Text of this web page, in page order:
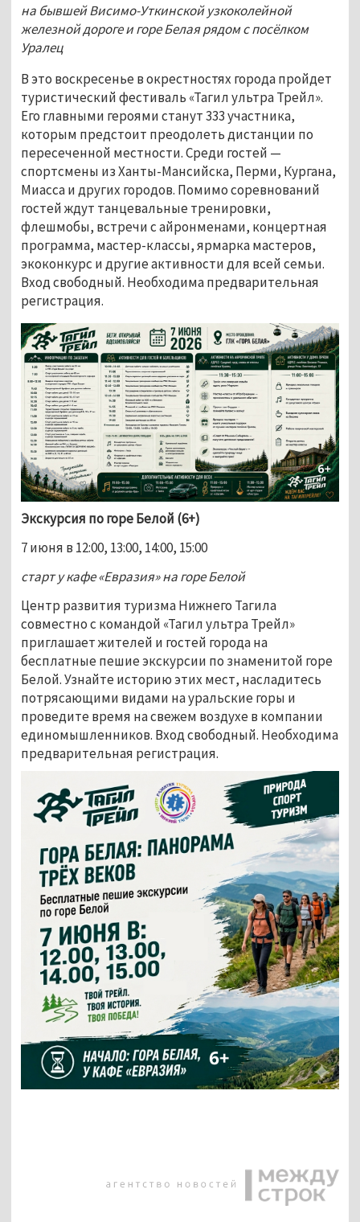
на бывшей Висимо-Уткинской узкоколейной
железной дороге и горе Белая рядом с посёлком
Уралец
В это воскресенье в окрестностях города пройдет
туристический фестиваль «Тагил ультра Трейл».
Его главными героями станут 333 участника,
которым предстоит преодолеть дистанции по
пересеченной местности. Среди гостей —
спортсмены из Ханты-Мансийска, Перми, Кургана,
Миасса и других городов. Помимо соревнований
гостей ждут танцевальные тренировки,
флешмобы, встречи с айронменами, концертная
программа, мастер-классы, ярмарка мастеров,
экоконкурс и другие активности для всей семьи.
Вход свободный. Необходима предварительная
регистрация.
Экскурсия по горе Белой (6+)
7 июня в 12:00, 13:00, 14:00, 15:00
старт у кафе «Евразия» на горе Белой
Центр развития туризма Нижнего Тагила
совместно с командой «Тагил ультра Трейл»
приглашает жителей и гостей города на
бесплатные пешие экскурсии по знаменитой горе
Белой. Узнайте историю этих мест, насладитесь
потрясающими видами на уральские горы и
проведите время на свежем воздухе в компании
единомышленников. Вход свободный. Необходима
предварительная регистрация.